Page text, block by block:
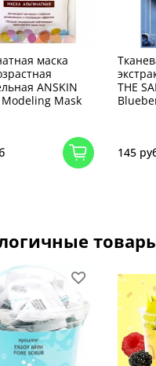
маска
ANSKIN
Mask
THE
145